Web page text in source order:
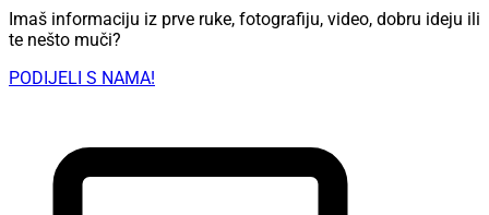
Imaš informaciju iz prve ruke, fotografiju, video, dobru ideju ili
te nešto muči?
PODIJELI S NAMA!